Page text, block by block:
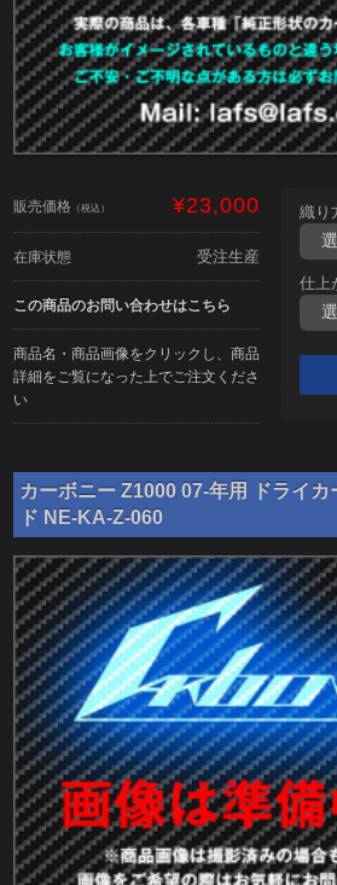
販売価格 （税込） ¥23,000
在庫状態 受注生産
この商品のお問い合わせはこちら
商品名・商品画像をクリックし、商品
詳細をご覧になった上でご注文くださ
い
織り
仕上
カーボニー Z1000 07-年用 ドライ
ド NE-KA-Z-060